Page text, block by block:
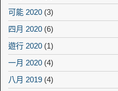
可能 2020 (3)
四月 2020 (6)
遊行 2020 (1)
一月 2020 (4)
八月 2019 (4)